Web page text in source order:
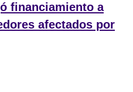
financiamiento a
afectados por